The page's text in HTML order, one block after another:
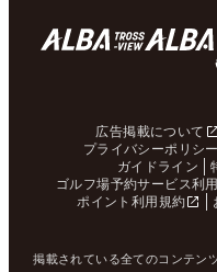
広告掲載について
プライバシーポリシー
ガイドライン
ゴルフ場予約サービス利
ポイント利用規約
掲載されている全てのコンテン